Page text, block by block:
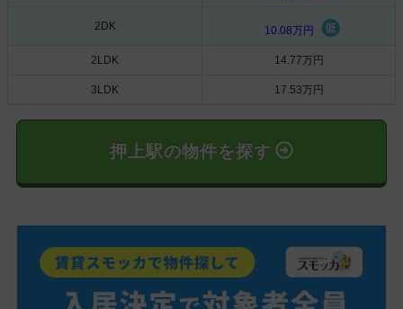
2DK 10.08万円
2LDK 14.77万円
3LDK 17.53万円
押上駅の物件を探す